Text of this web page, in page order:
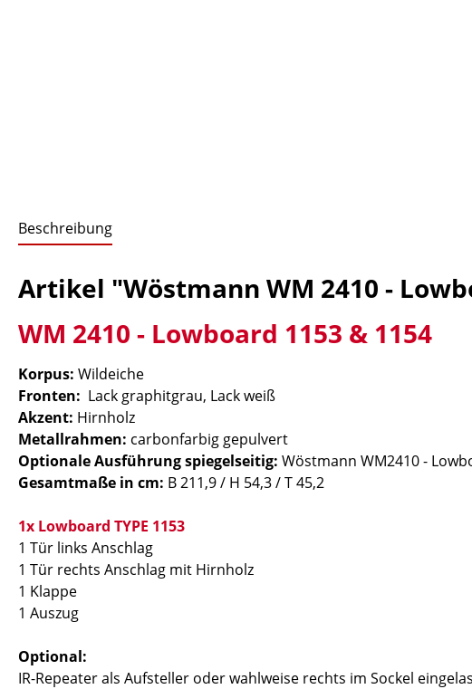
Beschreibung
Artikel "Wöstmann WM 2410 -
WM 2410 - Lowboard 1153 & 1154
Korpus: Wildeiche
Fronten: Lack graphitgrau, Lack weiß
Akzent: Hirnholz
Metallrahmen: carbonfarbig gepulvert
Optionale Ausführung spiegelseitig: Wöstmann WM2410 -
Gesamtmaße in cm: B 211,9 / H 54,3 / T 45,2
1x Lowboard TYPE 1153
1 Tür links Anschlag
1 Tür rechts Anschlag mit Hirnholz
1 Klappe
1 Auszug
Optional:
IR-Repeater als Aufsteller oder wahlweise rechts im Sockel